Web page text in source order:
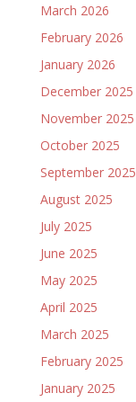
March 2026
February 2026
January 2026
December 2025
November 2025
October 2025
September 2025
August 2025
July 2025
June 2025
May 2025
April 2025
March 2025
February 2025
January 2025